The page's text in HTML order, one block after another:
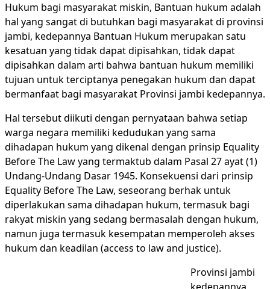
Hukum bagi masyarakat miskin, Bantuan hukum adalah
hal yang sangat di butuhkan bagi masyarakat di provinsi
jambi, kedepannya Bantuan Hukum merupakan satu
kesatuan yang tidak dapat dipisahkan, tidak dapat
dipisahkan dalam arti bahwa bantuan hukum memiliki
tujuan untuk terciptanya penegakan hukum dan dapat
bermanfaat bagi masyarakat Provinsi jambi kedepannya.
Hal tersebut diikuti dengan pernyataan bahwa setiap
warga negara memiliki kedudukan yang sama
dihadapan hukum yang dikenal dengan prinsip Equality
Before The Law yang termaktub dalam Pasal 27 ayat (1)
Undang-Undang Dasar 1945. Konsekuensi dari prinsip
Equality Before The Law, seseorang berhak untuk
diperlakukan sama dihadapan hukum, termasuk bagi
rakyat miskin yang sedang bermasalah dengan hukum,
namun juga termasuk kesempatan memperoleh akses
hukum dan keadilan (access to law and justice).
Provinsi jambi